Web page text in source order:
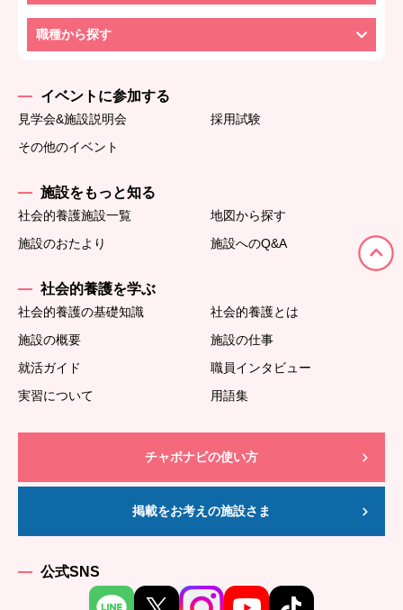
職種から探す
イベントに参加する
見学会&施設説明会
採用試験
その他のイベント
施設をもっと知る
社会的養護施設一覧
地図から探す
施設のおたより
施設へのQ&A
社会的養護を学ぶ
社会的養護の基礎知識
社会的養護とは
施設の概要
施設の仕事
就活ガイド
職員インタビュー
実習について
用語集
チャボナビの使い方
掲載をお考えの施設さま
公式SNS